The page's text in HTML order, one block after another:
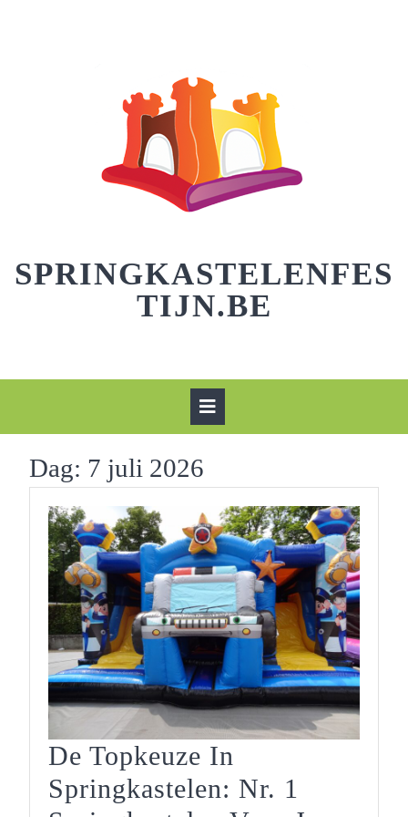
SPRINGKASTELENFES
TIJN.BE
Dag: 7 juli 2026
De Topkeuze In
Springkastelen: Nr. 1